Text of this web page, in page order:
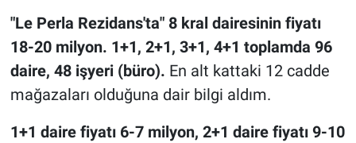
"Le Perla Rezidans'ta" 8 kral dairesinin fiyatı
18-20 milyon. 1+1, 2+1, 3+1, 4+1 toplamda 96
daire, 48 işyeri (büro). En alt kattaki 12 cadde
mağazaları olduğuna dair bilgi aldım.
1+1 daire fiyatı 6-7 milyon, 2+1 daire fiyatı 9-10